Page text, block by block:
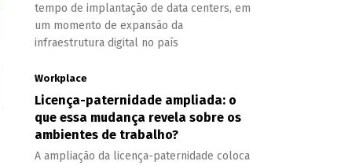
tempo de implantação de data centers, em
um momento de expansão da
infraestrutura digital no país
Workplace
Licença-paternidade ampliada: o
que essa mudança revela sobre os
ambientes de trabalho?
A ampliação da licença-paternidade coloca